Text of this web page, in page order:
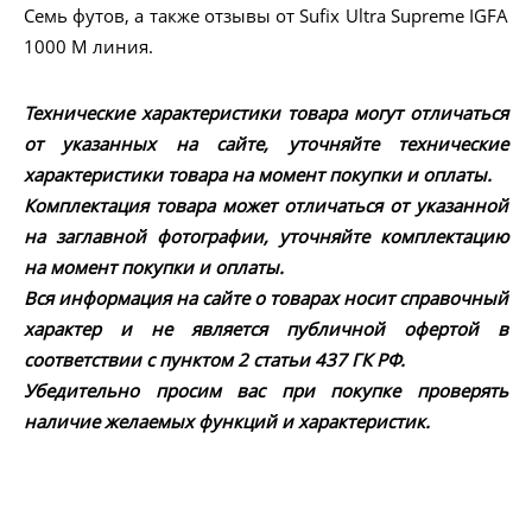
Семь футов, а также отзывы от Sufix Ultra Supreme IGFA
1000 M линия.
Технические характеристики товара могут отличаться
от указанных на сайте, уточняйте технические
характеристики товара на момент покупки и оплаты.
Комплектация товара может отличаться от указанной
на заглавной фотографии, уточняйте комплектацию
на момент покупки и оплаты.
Вся информация на сайте о товарах носит справочный
характер и не является публичной офертой в
соответствии с пунктом 2 статьи 437 ГК РФ.
Убедительно просим вас при покупке проверять
наличие желаемых функций и характеристик.